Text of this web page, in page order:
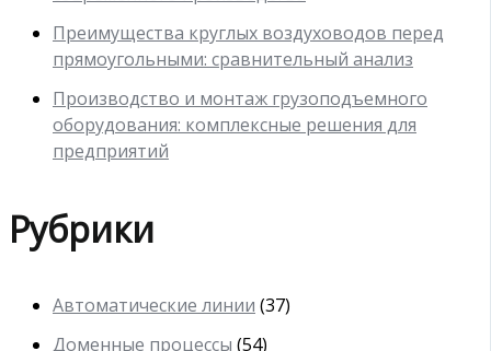
Преимущества круглых воздуховодов перед
прямоугольными: сравнительный анализ
Производство и монтаж грузоподъемного
оборудования: комплексные решения для
предприятий
Рубрики
Автоматические линии (37)
Доменные процессы (54)